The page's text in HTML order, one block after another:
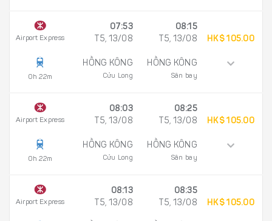
Airport Express
0h 22m
07:53
T5, 13/08
HỒNG KÔNG
Cửu Long
08:15
T5, 13/08
HỒNG KÔNG
Sân bay
HK$ 105.00
Airport Express
0h 22m
08:03
T5, 13/08
HỒNG KÔNG
Cửu Long
08:25
T5, 13/08
HỒNG KÔNG
Sân bay
HK$ 105.00
Airport Express
08:13
T5, 13/08
08:35
T5, 13/08
HK$ 105.00